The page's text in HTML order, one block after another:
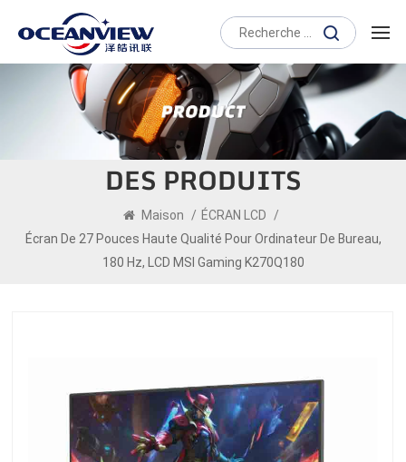
DES PRODUITS
Maison / ÉCRAN LCD
/
Écran De 27 Pouces Haute Qualité Pour Ordinateur De Bureau,
180 Hz, LCD MSI Gaming K270Q180